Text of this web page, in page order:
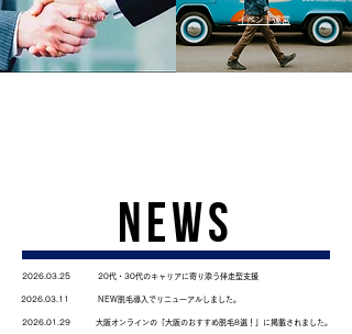
営業代行 イベント運営
NEWS
2026.03.25 20代・30代のキャリアに寄り添う伴走型支援
2026.03.11 NEW脱毛導入でリニューアルしました。
2026.01.29 大阪オンラインの「大阪のおすすめ脱毛8選！」に掲載されました。